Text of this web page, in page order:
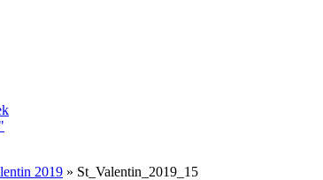
2019 » St_Valentin_2019_15